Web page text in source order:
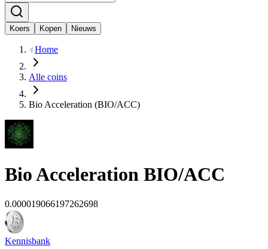
Koers Kopen Nieuws
Home
Alle coins
Bio Acceleration (BIO/ACC)
Bio Acceleration BIO/ACC
0.000019066197262698
Kennisbank